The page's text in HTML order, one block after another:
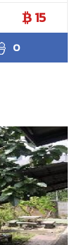
15
0
ANTPUNYAPA